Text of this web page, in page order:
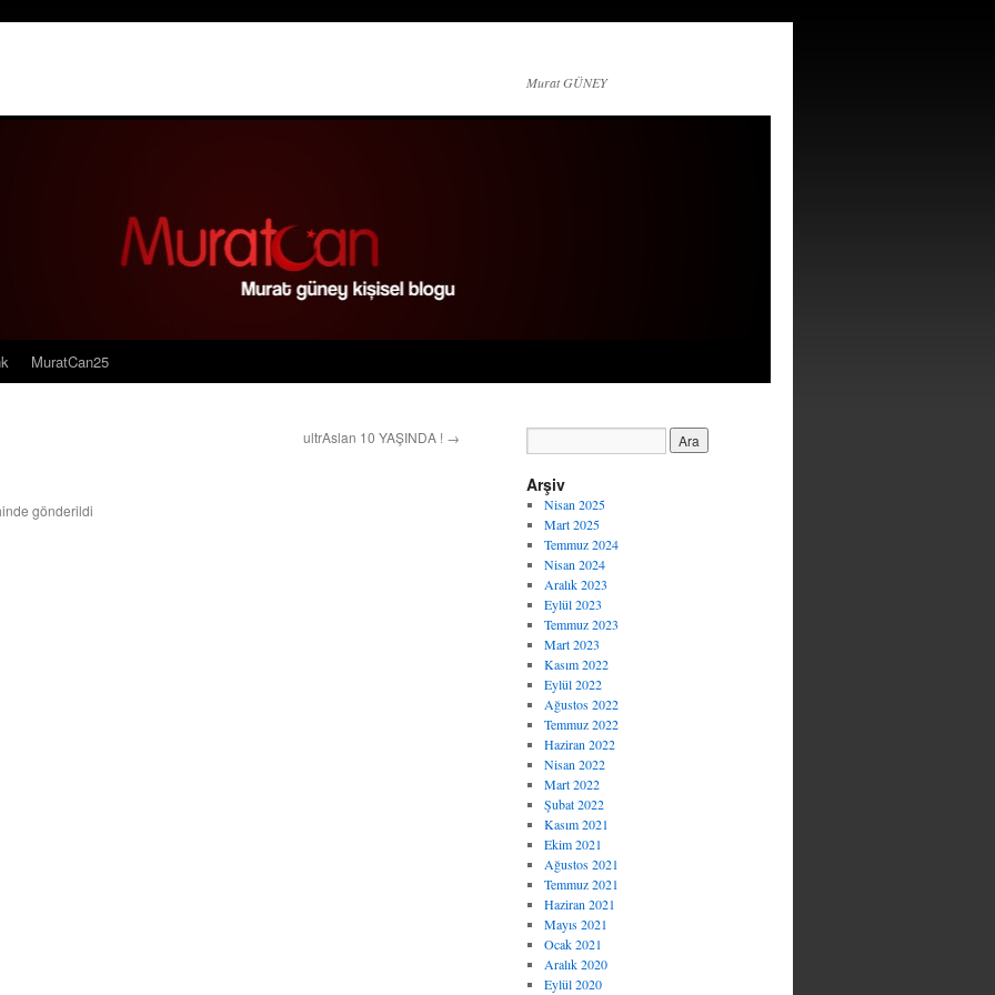
Murat GÜNEY
MuratCan25
ultrAslan 10 YAŞINDA ! →
gönderildi
Arşiv
Nisan 2025
Mart 2025
Temmuz 2024
Nisan 2024
Aralık 2023
Eylül 2023
Temmuz 2023
Mart 2023
Kasım 2022
Eylül 2022
Ağustos 2022
Temmuz 2022
Haziran 2022
Nisan 2022
Mart 2022
Şubat 2022
Kasım 2021
Ekim 2021
Ağustos 2021
Temmuz 2021
Haziran 2021
Mayıs 2021
Ocak 2021
Aralık 2020
Eylül 2020